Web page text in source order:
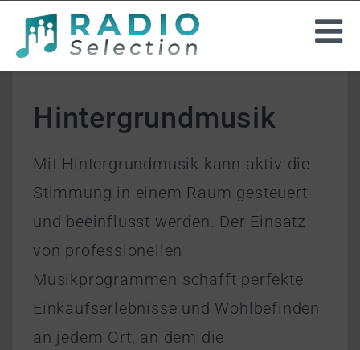
PROJEKTE
HINTERGRUNDMUSIK
UNTERNEHMEN
ANGEBOT ANFORDERN
Hintergrundmusik
Mit Hintergrundmusik kann aktiv die
Stimmung in einem Raum gesteuert
und beeinflusst werden. Der Einsatz
von professionellen
Musikprogrammen schafft perfekte
Einkaufserlebnisse und Wohlbefinden
an jedem Ort, an dem die